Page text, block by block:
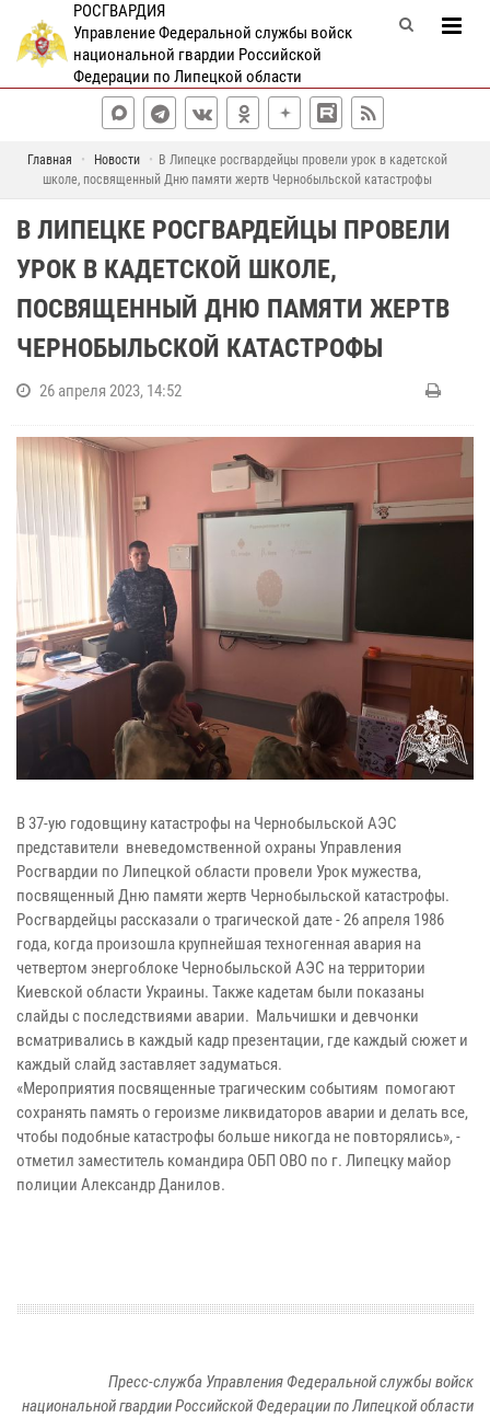
РОСГВАРДИЯ
Управление Федеральной службы войск
национальной гвардии Российской
Федерации по Липецкой области
Главная Новости
В Липецке росгвардейцы провели урок в кадетской
школе, посвященный Дню памяти жертв Чернобыльской катастрофы
В ЛИПЕЦКЕ РОСГВАРДЕЙЦЫ ПРОВЕЛИ
УРОК В КАДЕТСКОЙ ШКОЛЕ,
ПОСВЯЩЕННЫЙ ДНЮ ПАМЯТИ ЖЕРТВ
ЧЕРНОБЫЛЬСКОЙ КАТАСТРОФЫ
26 апреля 2023, 14:52
В 37-ую годовщину катастрофы на Чернобыльской АЭС
представители вневедомственной охраны Управления
Росгвардии по Липецкой области провели Урок мужества,
посвященный Дню памяти жертв Чернобыльской катастрофы.
Росгвардейцы рассказали о трагической дате - 26 апреля 1986
года, когда произошла крупнейшая техногенная авария на
четвертом энергоблоке Чернобыльской АЭС на территории
Киевской области Украины. Также кадетам были показаны
слайды с последствиями аварии. Мальчишки и девчонки
всматривались в каждый кадр презентации, где каждый сюжет и
каждый слайд заставляет задуматься.
«Мероприятия посвященные трагическим событиям помогают
сохранять память о героизме ликвидаторов аварии и делать все,
чтобы подобные катастрофы больше никогда не повторялись», -
отметил заместитель командира ОБП ОВО по г. Липецку майор
полиции Александр Данилов.
Пресс-служба Управления Федеральной службы войск
национальной гвардии Российской Федерации по Липецкой области